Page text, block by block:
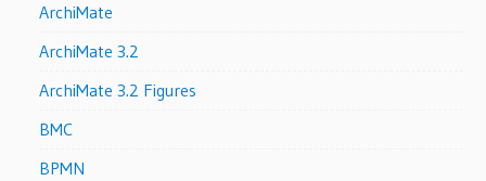
ArchiMate
ArchiMate 3.2
ArchiMate 3.2 Figures
BMC
BPMN